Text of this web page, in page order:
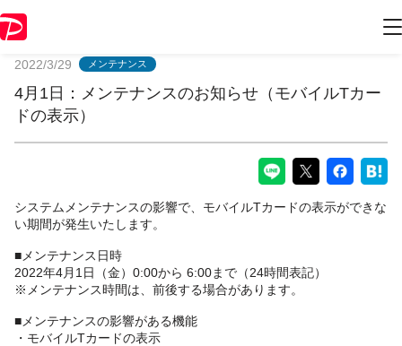
2022/3/29 メンテナンス
4月1日：メンテナンスのお知らせ（モバイルTカー
ドの表示）
システムメンテナンスの影響で、モバイルTカードの表示ができな
い期間が発生いたします。
■メンテナンス日時
2022年4月1日（金）0:00から 6:00まで（24時間表記）
※メンテナンス時間は、前後する場合があります。
■メンテナンスの影響がある機能
・モバイルTカードの表示